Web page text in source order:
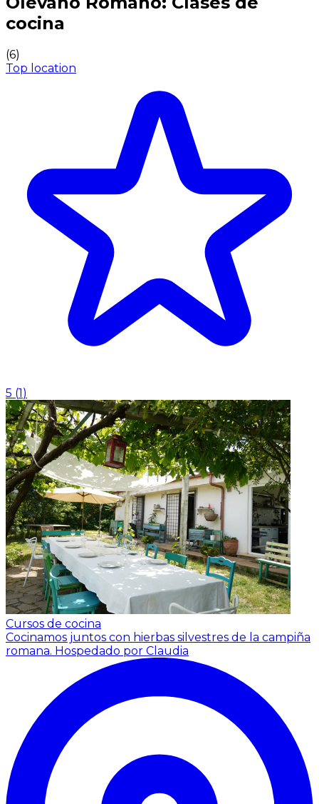
cocina
(6)
Top location
5 (1)
Cursos de cocina
Cocinamos juntos con hierbas silvestres de la campiña
romana. Hospedado por Claudia